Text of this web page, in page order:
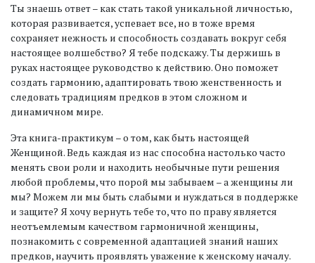
Ты знаешь ответ – как стать такой уникальной личностью,
которая развивается, успевает все, но в тоже время
сохраняет нежность и способность создавать вокруг себя
настоящее волшебство? Я тебе подскажу. Ты держишь в
руках настоящее руководство к действию. Оно поможет
создать гармонию, адаптировать твою женственность и
следовать традициям предков в этом сложном и
динамичном мире.
Эта книга-практикум – о том, как быть настоящей
Женщиной. Ведь каждая из нас способна настолько часто
менять свои роли и находить необычные пути решения
любой проблемы, что порой мы забываем – а женщины ли
мы? Можем ли мы быть слабыми и нуждаться в поддержке
и защите? Я хочу вернуть тебе то, что по праву является
неотъемлемым качеством гармоничной женщины,
познакомить с современной адаптацией знаний наших
предков, научить проявлять уважение к женскому началу.